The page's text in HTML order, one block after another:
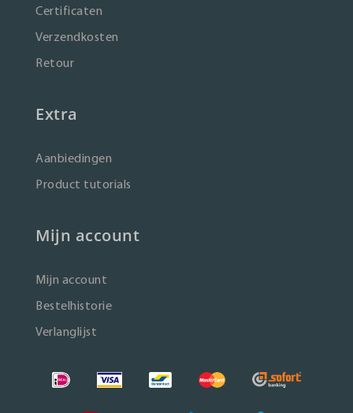
Certificaten
Verzendkosten
Retour
Extra
Aanbiedingen
Product tutorials
Mijn account
Mijn account
Bestelhistorie
Verlanglijst